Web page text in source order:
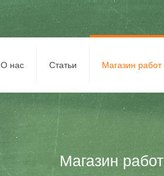
О нас Статьи Магазин работ
Магазин работ